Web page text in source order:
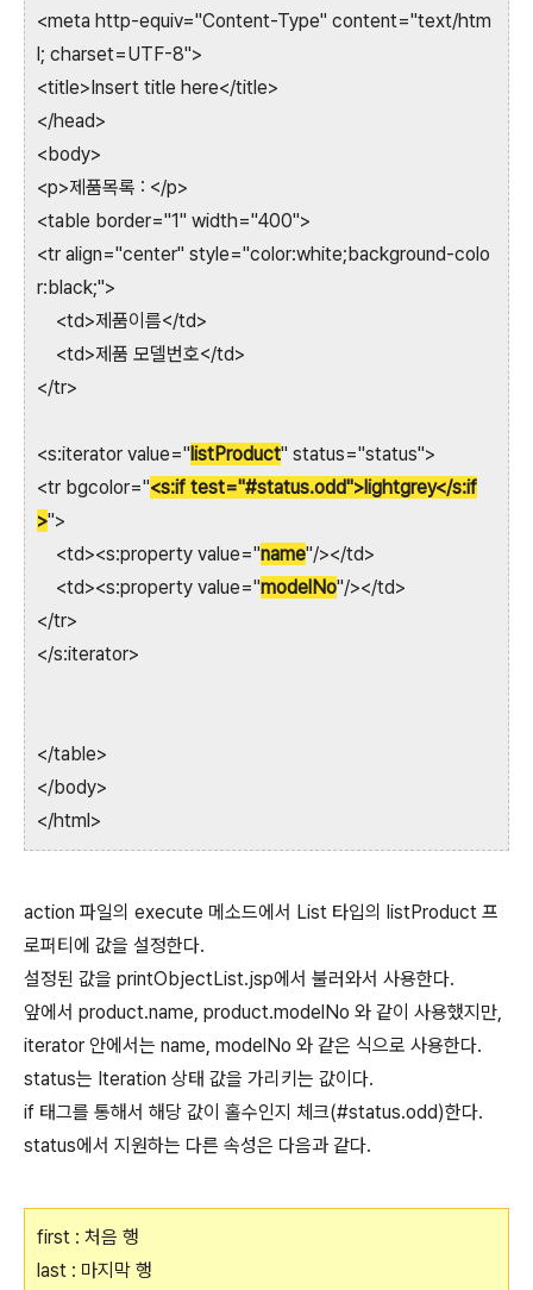
<meta http-equiv="Content-Type" content="text/htm
l; charset=UTF-8">
<title>Insert title here</title>
</head>
<body>
<p>제품목록 : </p>
<table border="1" width="400">
<tr align="center" style="color:white;background-colo
r:black;">
<td>제품이름</td>
<td>제품 모델번호</td>
</tr>
<s:iterator value="listProduct" status="status">
<tr bgcolor="<s:if test="#status.odd">lightgrey</s:if
>">
<td><s:property value="name"/></td>
<td><s:property value="modelNo"/></td>
</tr>
</s:iterator>
</table>
</body>
</html>
action 파일의 execute 메소드에서 List 타입의 listProduct 프
로퍼티에 값을 설정한다.
설정된 값을 printObjectList.jsp에서 불러와서 사용한다.
앞에서 product.name, product.modelNo 와 같이 사용했지만,
iterator 안에서는 name, modelNo 와 같은 식으로 사용한다.
status는 Iteration 상태 값을 가리키는 값이다.
if 태그를 통해서 해당 값이 홀수인지 체크(#status.odd)한다.
status에서 지원하는 다른 속성은 다음과 같다.
first : 처음 행
last : 마지막 행